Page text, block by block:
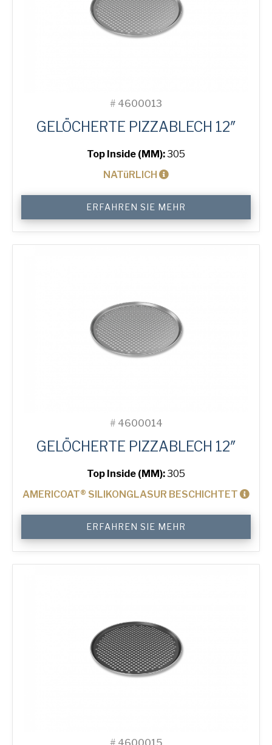
# 4600013
GELÖCHERTE PIZZABLECH 12″
Top Inside (MM):305
NATüRLICH
Pizza
Tray
Menge
ERFAHREN SIE MEHR
# 4600014
GELÖCHERTE PIZZABLECH 12″
Top Inside (MM):305
AMERICOAT® SILIKONGLASUR BESCHICHTET
Pizza
Tray
Menge
ERFAHREN SIE MEHR